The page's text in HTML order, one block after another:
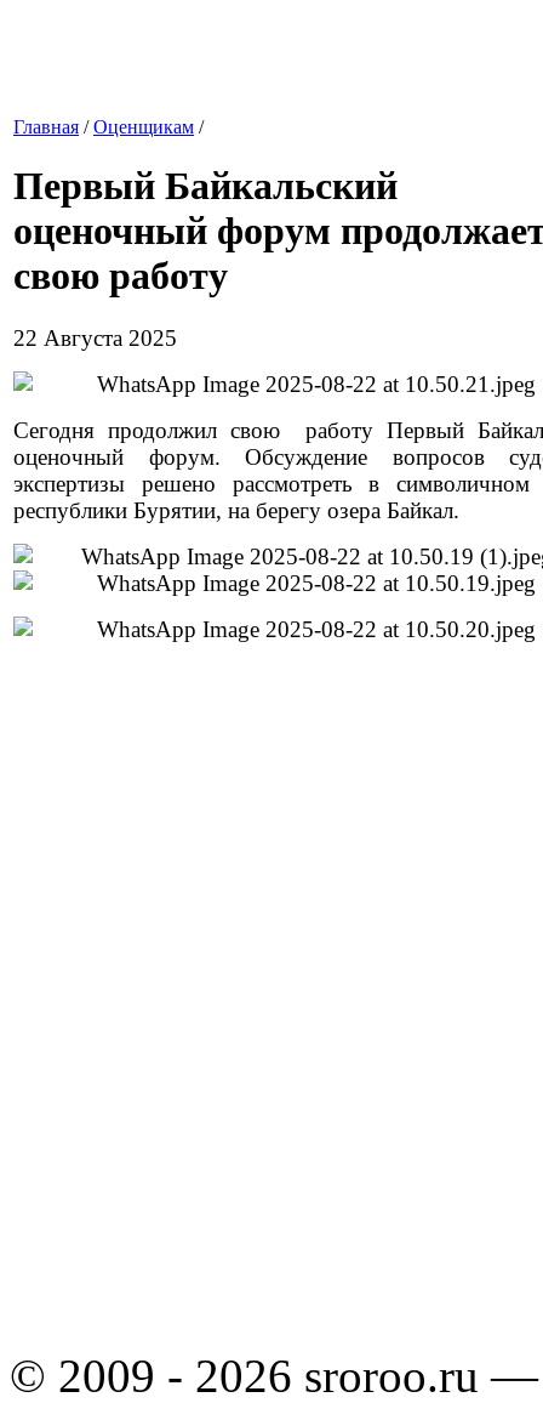
Главная /Оценщикам /
Первый Байкальский
оценочный форум
свою работу
22 Августа 2025
Сегодня продолжил свою работу Первый
оценочный форум. Обсуждение вопросов
экспертизы решено рассмотреть в символичном
республики Бурятии, на берегу озера Байкал.
© 2009 - 2026 sroroo.ru —